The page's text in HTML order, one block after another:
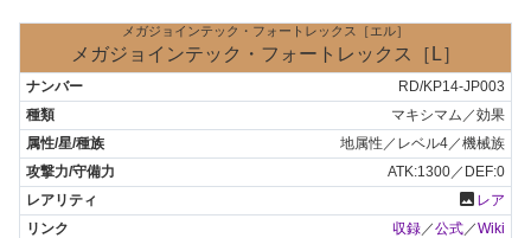
メガジョインテック・フォートレックス［エル］
メガジョインテック・フォートレックス［L］
RD/KP14-JP003
マキシマム／効果
地属性／レベル4／機械族
ATK:1300／DEF:0
photo レア
収録／公式／Wiki